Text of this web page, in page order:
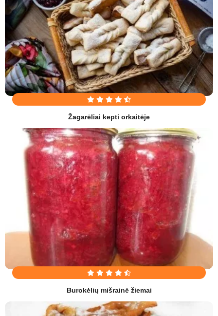
Žagarėliai kepti orkaitėje
Burokėlių mišrainė žiemai